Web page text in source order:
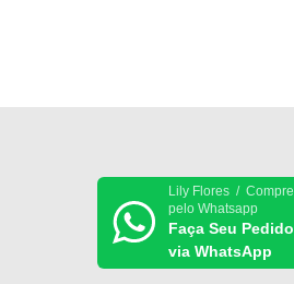
Lily Flores / Compre
pelo Whatsapp
Faça Seu Pedido
via WhatsApp